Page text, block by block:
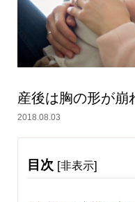
産後は胸の形が崩
2018.08.03
目次 [非表示]